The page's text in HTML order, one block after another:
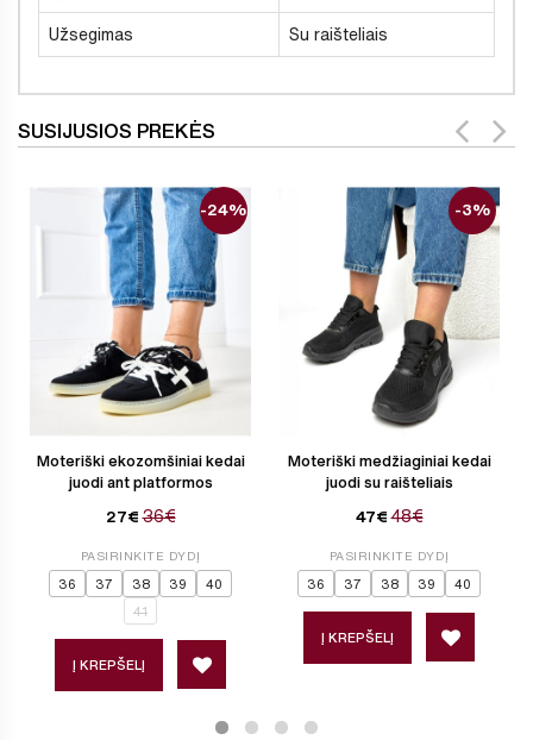
Užsegimas Su raišteliais
SUSIJUSIOS PREKĖS
Moteriški ekozomšiniai kedai
juodi ant platformos
27€ 36€
-24%
PASIRINKITE DYDĮ
36 37 38 39 40
41
Į KREPŠELĮ
Moteriški medžiaginiai kedai
juodi su raišteliais
47€ 48€
-3%
PASIRINKITE DYDĮ
36 37 38 39 40
Į KREPŠELĮ